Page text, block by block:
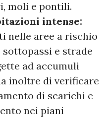
moli e pontili.
intense:
nelle aree a rischio
sottopassi e strade
ad accumuli
inoltre di verificare
di scarichi e
nei piani